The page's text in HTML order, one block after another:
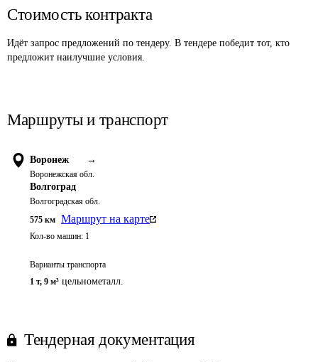
Стоимость контракта
Идёт запрос предложений по тендеру. В тендере победит тот, кто
предложит наилучшие условия.
Маршруты и транспорт
Воронеж →
Воронежская обл.
Волгоград
Волгоградская обл.
575 км Маршрут на карте
Кол-во машин: 1
Варианты транспорта
1 т, 9 м³ цельнометалл.
Тендерная документация